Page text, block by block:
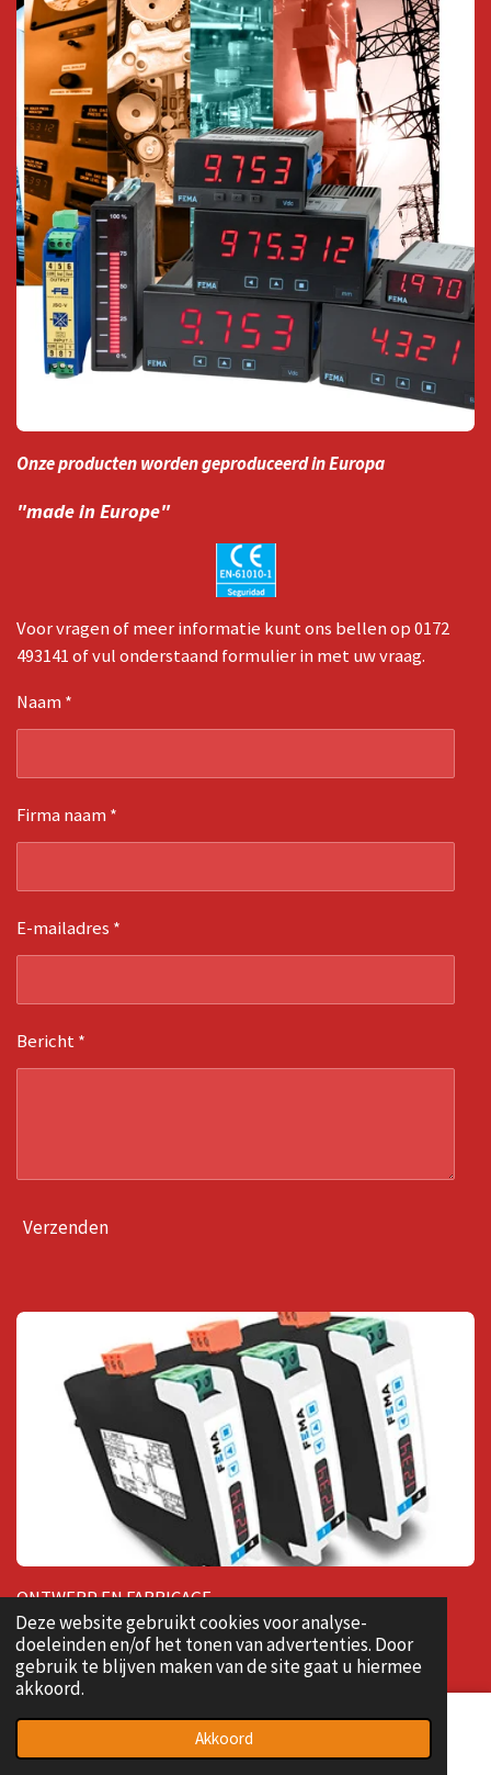
Deze website gebruikt cookies voor analyse-
doeleinden en/of het tonen van advertenties. Door
gebruik te blijven maken van de site gaat u hiermee
akkoord.
Akkoord
Onze producten worden geproduceerd in Europa
"made in Europe"
Voor vragen of meer informatie kunt ons bellen op 0172
493141 of vul onderstaand formulier in met uw vraag.
Naam *
Firma naam *
E-mailadres *
Bericht *
Verzenden
ONTWERP EN FABRICAGE
DIGITALE PANEELINDICATOREN
GROTE FORMAATINDICATOREN
SIGNAALOMVORMERS EN ISOLATOREN
ENKELE STUKS OF GROTERE AANTALLEN
Telefoonnummer